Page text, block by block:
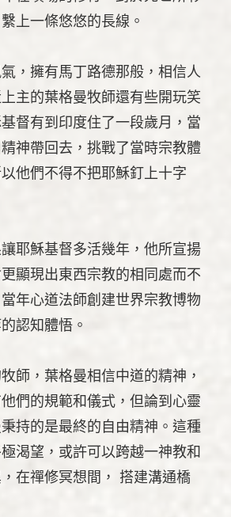
上一條悠悠的長線。
，擁有馬丁路德那般，相信人
主的葉格曼牧師還有些開玩笑
督有到印度住了一段歲月，當
神帶回去，挑戰了當時宗教體
他們不得不把耶穌釘上十字
耶穌基督多活幾年，他所宣揚
顯現出東西宗教的相同處而不
年心道法師創建世界宗教博物
認知體悟。
師，葉格曼相信中道的精神，
們的規範和儀式，但論到心靈
持的是最終的自由精神。這種
渴望，或許可以跨越一神教和
在禪修冥想間， 搭建溝通橋